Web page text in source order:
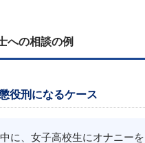
への相談の例
役刑になるケース
に、女子高校生にオナニーを